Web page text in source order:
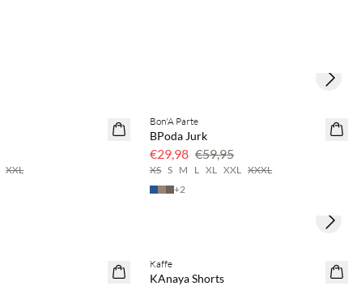
XXL
SAVE20
Bon'A Parte
BPoda Jurk
€29,98 €59,95
XS S M L XL XXL XXXL
+2
Next
Kaffe
KAnaya Shorts
Next